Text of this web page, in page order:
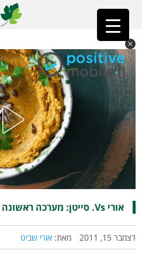
ראשי»פוסט נבחר
אורי Vs. סייטן: מערכה ראשונה
דצמבר 15, 2011 מאת: אורי שביט